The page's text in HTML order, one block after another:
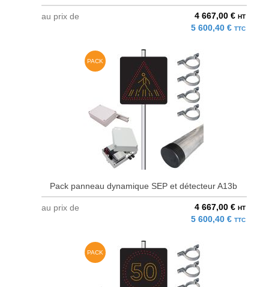
au prix de 4 667,00 € HT
5 600,40 € TTC
PACK
Pack panneau dynamique SEP et détecteur A13b
au prix de 4 667,00 € HT
5 600,40 € TTC
PACK